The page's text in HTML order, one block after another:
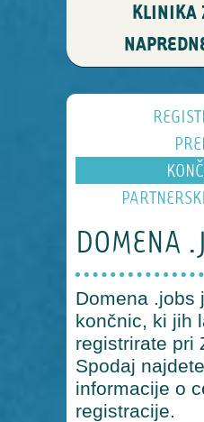
KLINIKA
DOMENA
Domena .jobs
končnic, ki jih
registrirate pri
Spodaj
informacije o
registracije.